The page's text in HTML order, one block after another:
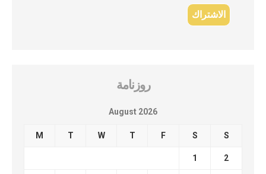
روزنامة
August 2026
M T W T F S S
1 2